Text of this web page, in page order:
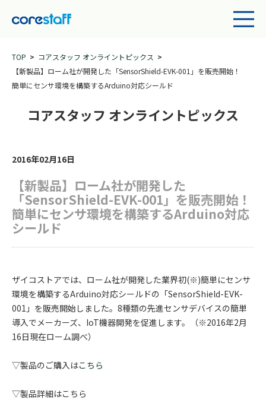
TOP
コアスタッフ オンライントピックス
【新製品】ローム社が開発した「SensorShield-EVK-001」を販売開始！
簡単にセンサ環境を構築するArduino対応シールド
コアスタッフ オンライントピックス
2016年02月16日
【新製品】ローム社が開発した
「SensorShield-EVK-001」を販売開始！
簡単にセンサ環境を構築するArduino対応
シールド
ザイコストアでは、ローム社が開発した業界初(※)簡単にセンサ
環境を構築するArduino対応シールドの「SensorShield-EVK-
001」を販売開始しました。8種類の先進センサデバイスの簡単
導入でメーカーズ、IoT機器開発を促進します。（※2016年2月
16日現在ローム調べ）
▽製品のご購入はこちら
▽製品詳細はこちら